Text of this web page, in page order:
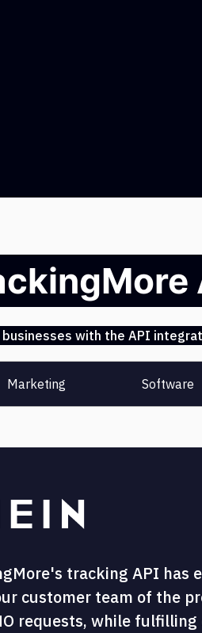
with the API
Marketing Software
tracking API has
customer team of the
requests, while